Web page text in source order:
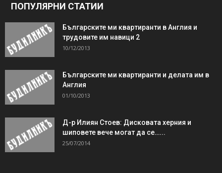
ПОПУЛЯРНИ СТАТИИ
Българските ми квартиранти в Англия и
трудовите им навици 2
10/12/2013
Българските ми квартиранти и делата им в
Англия
01/10/2013
Д-р Илиян Стоев: Дисковата херния и
шиповете вече могат да се…...
25/07/2014